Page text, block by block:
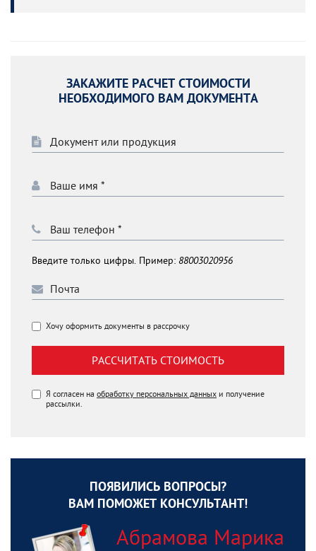
ЗАКАЖИТЕ РАСЧЕТ СТОИМОСТИ
НЕОБХОДИМОГО ВАМ ДОКУМЕНТА
Введите только цифры. Пример: 88003020956
Хочу оформить документы в рассрочку
РАССЧИТАТЬ СТОИМОСТЬ
Я согласен на обработку персональных данных и получение
рассылки.
ПОЯВИЛИСЬ ВОПРОСЫ?
ВАМ ПОМОЖЕТ КОНСУЛЬТАНТ!
Абрамова Марика